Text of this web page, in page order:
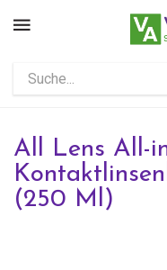
All Lens All-
(250 Ml)